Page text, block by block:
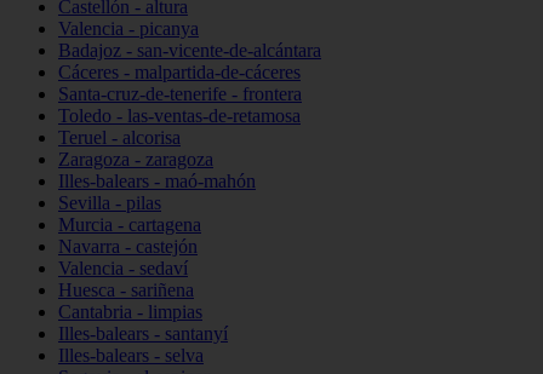
Castellón - altura
Valencia - picanya
Badajoz - san-vicente-de-alcántara
Cáceres - malpartida-de-cáceres
Santa-cruz-de-tenerife - frontera
Toledo - las-ventas-de-retamosa
Teruel - alcorisa
Zaragoza - zaragoza
Illes-balears - maó-mahón
Sevilla - pilas
Murcia - cartagena
Navarra - castejón
Valencia - sedaví
Huesca - sariñena
Cantabria - limpias
Illes-balears - santanyí
Illes-balears - selva